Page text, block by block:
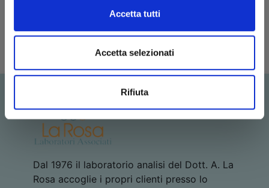
Accetta tutti
Accetta selezionati
Rifiuta
Dal 1976 il laboratorio analisi del Dott. A. La
Rosa accoglie i propri clienti presso lo